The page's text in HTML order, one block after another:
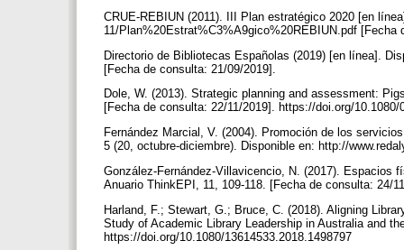
CRUE-REBIUN (2011). III Plan estratégico 2020 [en
11/Plan%20Estrat%C3%A9gico%20REBIUN.pdf
Directorio de Bibliotecas Españolas (2019) [en línea].
[Fecha de consulta: 21/09/2019].
Dole, W. (2013). Strategic planning and assessment:
[Fecha de consulta: 22/11/2019]. https://doi.org/
Fernández Marcial, V. (2004). Promoción de los
5 (20, octubre-diciembre). Disponible en: http://
González-Fernández-Villavicencio, N. (2017). Espacios
Anuario ThinkEPI, 11, 109-118. [Fecha de consulta: 24/
Harland, F.; Stewart, G.; Bruce, C. (2018). Aligning
Study of Academic Library Leadership in Australia and
https://doi.org/10.1080/13614533.2018.1498797